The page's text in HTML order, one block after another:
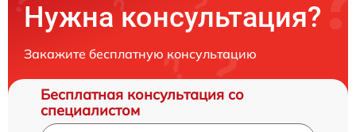
Нужна консультация?
Закажите бесплатную консультацию
Бесплатная консультация со
специалистом